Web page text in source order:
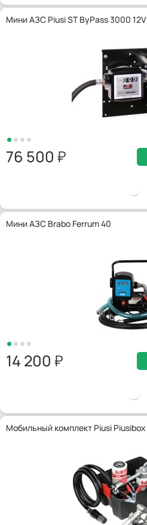
Мини АЗС Piusi ST ByPass 3000
76 500
Мини АЗС Brabo Ferrum 40
14 200
Мобильный комплект Piusi Piusibox